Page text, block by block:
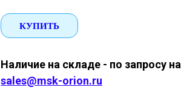
КУПИТЬ
Наличие на складе - по запросу на
sales@msk-orion.ru